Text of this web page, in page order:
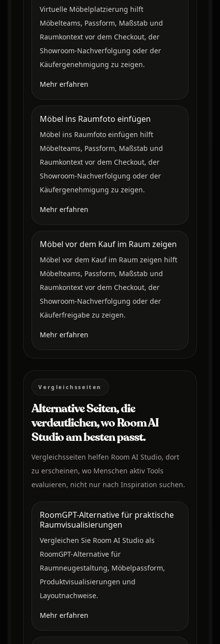
Virtuelle Möbelplatzierung hilft
Möbelteams, Passform, Maßstab und
Raumkontext vor dem Checkout, der
Showroom-Nachverfolgung oder der
Käufergenehmigung zu zeigen.
Mehr erfahren
Möbel ins Raumfoto einfügen
Möbel ins Raumfoto einfügen hilft
Möbelteams, Passform, Maßstab und
Raumkontext vor dem Checkout, der
Showroom-Nachverfolgung oder der
Käufergenehmigung zu zeigen.
Mehr erfahren
Möbel vor dem Kauf im Raum zeigen
Möbel vor dem Kauf im Raum zeigen hilft
Möbelteams, Passform, Maßstab und
Raumkontext vor dem Checkout, der
Showroom-Nachverfolgung oder der
Käuferfreigabe zu zeigen.
Mehr erfahren
Vergleichsseiten
Alternative Seiten, die
verdeutlichen, wo Room AI
Studio am besten passt.
Vergleichsseiten helfen Room AI Studio, dort
zu erscheinen, wo Menschen aktiv Tools
evaluieren, nicht nur nach Inspiration suchen.
RoomGPT-Alternative für praktische
Raumvisualisierungen
Vergleichen Sie Room AI Studio als
RoomGPT-Alternative für
Raumneugestaltung, Möbelpassform,
Produktvisualisierungen und
Layoutnachweise.
Mehr erfahren